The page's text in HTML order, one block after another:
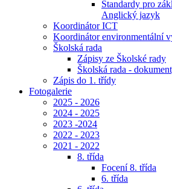
Standardy pro
Anglický jazyk
Koordinátor ICT
Koordinátor environmentální
Školská rada
Zápisy ze Školské rady
Školská rada -
Zápis do 1. třídy
Fotogalerie
2025 - 2026
2024 - 2025
2023 -2024
2022 - 2023
2021 - 2022
8. třída
Focení 8. třída
6. třída